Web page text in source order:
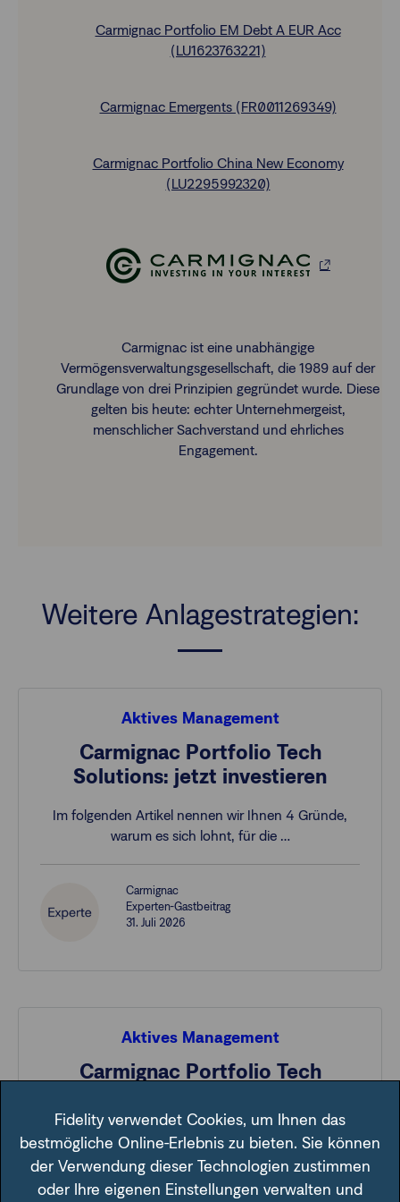
Carmignac Portfolio EM Debt A EUR Acc
(LU1623763221)
Carmignac Emergents (FR0011269349)
Carmignac Portfolio China New Economy
(LU2295992320)
Carmignac ist eine unabhängige
Vermögensverwaltungsgesellschaft, die 1989 auf der
Grundlage von drei Prinzipien gegründet wurde. Diese
gelten bis heute: echter Unternehmergeist,
menschlicher Sachverstand und ehrliches
Engagement.
Weitere Anlagestrategien:
Aktives Management
Carmignac Portfolio Tech
Solutions: jetzt investieren
Im folgenden Artikel nennen wir Ihnen 4 Gründe,
warum es sich lohnt, für die …
Carmignac
Experten-Gastbeitrag
31. Juli 2026
Aktives Management
Carmignac Portfolio Tech
Von Halbleitern bis zu Software – der Fonds hat seit
Fidelity verwendet Cookies, um Ihnen das
bestmögliche Online-Erlebnis zu bieten. Sie können
der Verwendung dieser Technologien zustimmen
oder Ihre eigenen Einstellungen verwalten und